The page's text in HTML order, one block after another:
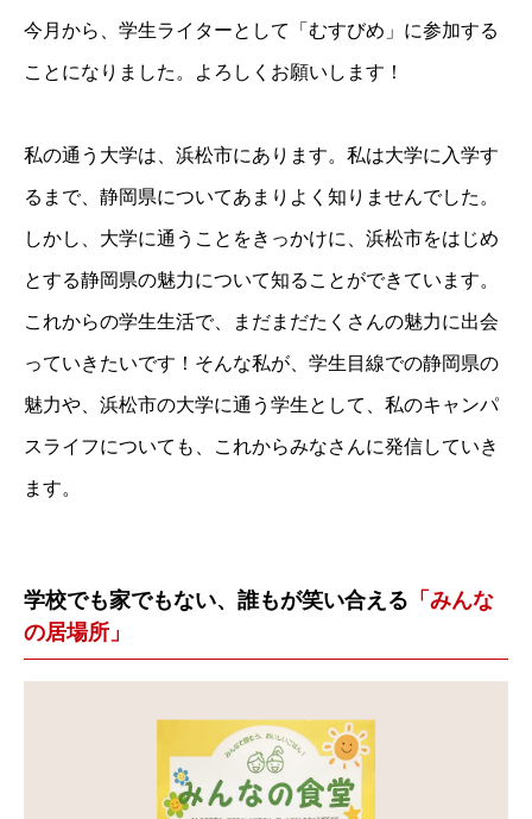
今月から、学生ライターとして「むすびめ」に参加する
ことになりました。よろしくお願いします！
私の通う大学は、浜松市にあります。私は大学に入学す
るまで、静岡県についてあまりよく知りませんでした。
しかし、大学に通うことをきっかけに、浜松市をはじめ
とする静岡県の魅力について知ることができています。
これからの学生生活で、まだまだたくさんの魅力に出会
っていきたいです！そんな私が、学生目線での静岡県の
魅力や、浜松市の大学に通う学生として、私のキャンパ
スライフについても、これからみなさんに発信していき
ます。
学校でも家でもない、誰もが笑い合える 「みんな
の居場所」